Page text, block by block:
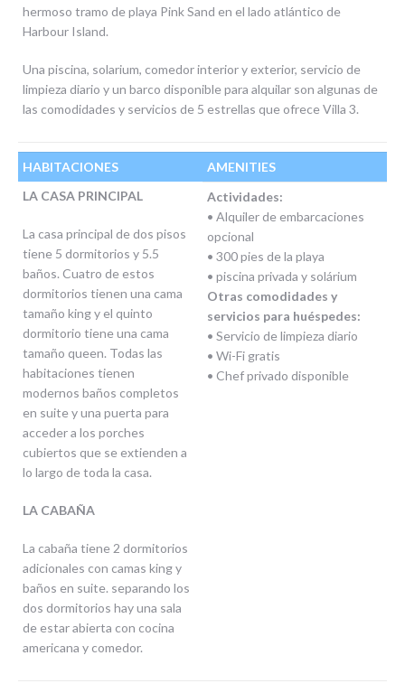
hermoso tramo de playa Pink Sand en el lado atlántico de
Harbour Island.
Una piscina, solarium, comedor interior y exterior, servicio de
limpieza diario y un barco disponible para alquilar son algunas de
las comodidades y servicios de 5 estrellas que ofrece Villa 3.
HABITACIONES
AMENITIES
LA CASA PRINCIPAL
La casa principal de dos pisos
tiene 5 dormitorios y 5.5
baños. Cuatro de estos
dormitorios tienen una cama
tamaño king y el quinto
dormitorio tiene una cama
tamaño queen. Todas las
habitaciones tienen
modernos baños completos
en suite y una puerta para
acceder a los porches
cubiertos que se extienden a
lo largo de toda la casa.
LA CABAÑA
La cabaña tiene 2 dormitorios
adicionales con camas king y
baños en suite. separando los
dos dormitorios hay una sala
de estar abierta con cocina
americana y comedor.
Actividades:
• Alquiler de embarcaciones
opcional
• 300 pies de la playa
• piscina privada y solárium
Otras comodidades y
servicios para huéspedes:
• Servicio de limpieza diario
• Wi-Fi gratis
• Chef privado disponible